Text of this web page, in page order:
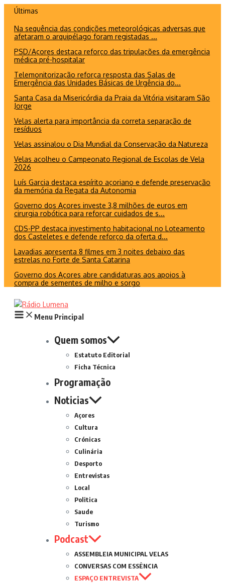
conteúdo
Últimas
Na sequência das condições meteorológicas adversas que
afetaram o arquipélago foram registadas ...
PSD/Açores destaca reforço das tripulações da emergência
médica pré-hospitalar
Telemonitorização reforça resposta das Salas de
Emergência das Unidades Básicas de Urgência do...
Santa Casa da Misericórdia da Praia da Vitória visitaram São
Jorge
Velas alerta para importância da correta separação de
resíduos
Velas assinalou o Dia Mundial da Conservação da Natureza
Velas acolheu o Campeonato Regional de Escolas de Vela
2026
Luís Garcia destaca espírito açoriano e defende preservação
da memória da Regata da Autonomia
Governo dos Açores investe 3,8 milhões de euros em
cirurgia robótica para reforçar cuidados de s...
CDS-PP destaca investimento habitacional no Loteamento
dos Casteletes e defende reforço da oferta d...
Lavadias apresenta 8 filmes em 3 noites debaixo das
estrelas no Forte de Santa Catarina
Governo dos Açores abre candidaturas aos apoios à
compra de sementes de milho e sorgo
Menu Principal
Quem somos
Estatuto Editorial
Ficha Técnica
Programação
Noticias
Açores
Cultura
Crónicas
Culinária
Desporto
Entrevistas
Local
Politica
Saude
Turismo
Podcast
ASSEMBLEIA MUNICIPAL VELAS
CONVERSAS COM ESSÊNCIA
ESPAÇO ENTREVISTA